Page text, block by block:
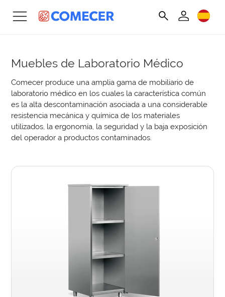
Muebles de Laboratorio Médico
Comecer produce una amplia gama de mobiliario de
laboratorio médico en los cuales la característica común
es la alta descontaminación asociada a una considerable
resistencia mecánica y química de los materiales
utilizados, la ergonomía, la seguridad y la baja exposición
del operador a productos contaminados.